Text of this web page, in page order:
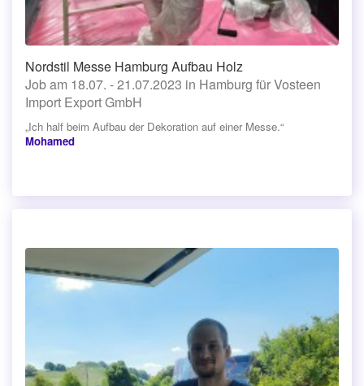
Nordstil Messe Hamburg Aufbau Holz
Job am 18.07. - 21.07.2023 in Hamburg für Vosteen
Import Export GmbH
„Ich half beim Aufbau der Dekoration auf einer Messe.“
Mohamed